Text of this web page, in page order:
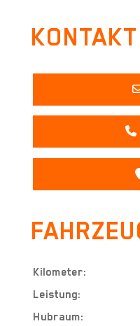
KONTAKT
Kilometer:
Leistung:
Hubraum: